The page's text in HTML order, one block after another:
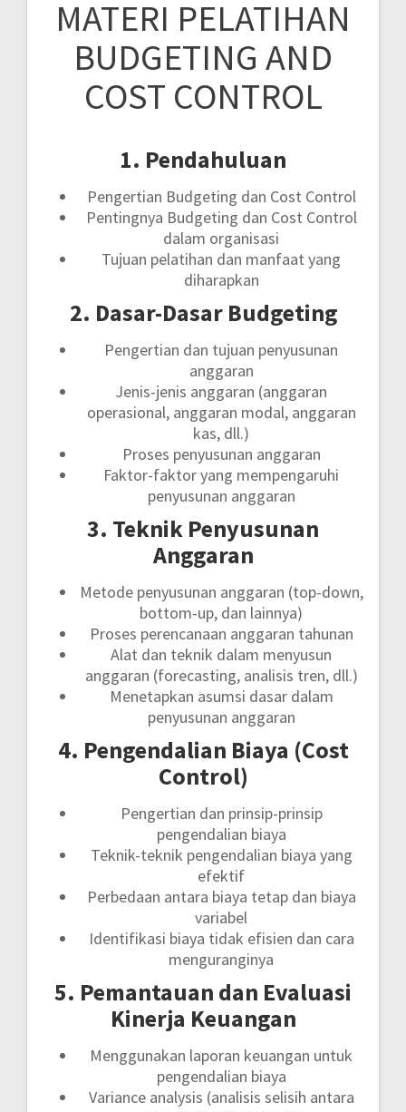
MATERI PELATIHAN
BUDGETING AND
COST CONTROL
1. Pendahuluan
Pengertian Budgeting dan Cost Control
Pentingnya Budgeting dan Cost Control
dalam organisasi
Tujuan pelatihan dan manfaat yang
diharapkan
2. Dasar-Dasar Budgeting
Pengertian dan tujuan penyusunan
anggaran
Jenis-jenis anggaran (anggaran
operasional, anggaran modal, anggaran
kas, dll.)
Proses penyusunan anggaran
Faktor-faktor yang mempengaruhi
penyusunan anggaran
3. Teknik Penyusunan
Anggaran
Metode penyusunan anggaran (top-down,
bottom-up, dan lainnya)
Proses perencanaan anggaran tahunan
Alat dan teknik dalam menyusun
anggaran (forecasting, analisis tren, dll.)
Menetapkan asumsi dasar dalam
penyusunan anggaran
4. Pengendalian Biaya (Cost
Control)
Pengertian dan prinsip-prinsip
pengendalian biaya
Teknik-teknik pengendalian biaya yang
efektif
Perbedaan antara biaya tetap dan biaya
variabel
Identifikasi biaya tidak efisien dan cara
menguranginya
5. Pemantauan dan Evaluasi
Kinerja Keuangan
Menggunakan laporan keuangan untuk
pengendalian biaya
Variance analysis (analisis selisih antara